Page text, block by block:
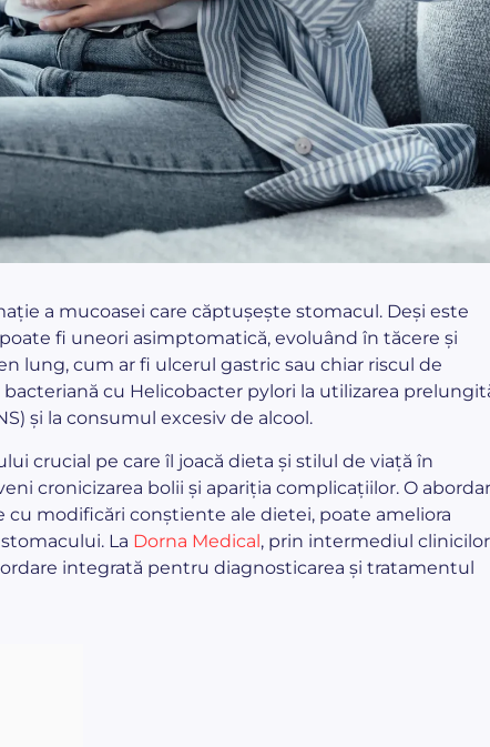
a mucoasei care căptușește stomacul. Deși este
fi uneori asimptomatică, evoluând în tăcere și
lung, cum ar fi ulcerul gastric sau chiar riscul de
cu Helicobacter pylori la utilizarea
și la consumul excesiv de alcool.
crucial pe care îl joacă dieta și stilul de viață în
cronicizarea bolii și apariția complicațiilor. O
modificări conștiente ale dietei, poate ameliora
La Dorna Medical, prin intermediul clinicilor
integrată pentru diagnosticarea și tratamentul